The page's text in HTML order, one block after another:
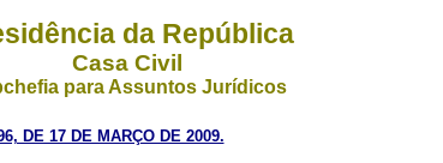
da República
Casa Civil
para Assuntos Jurídicos
DE 17 DE MARÇO DE 2009.